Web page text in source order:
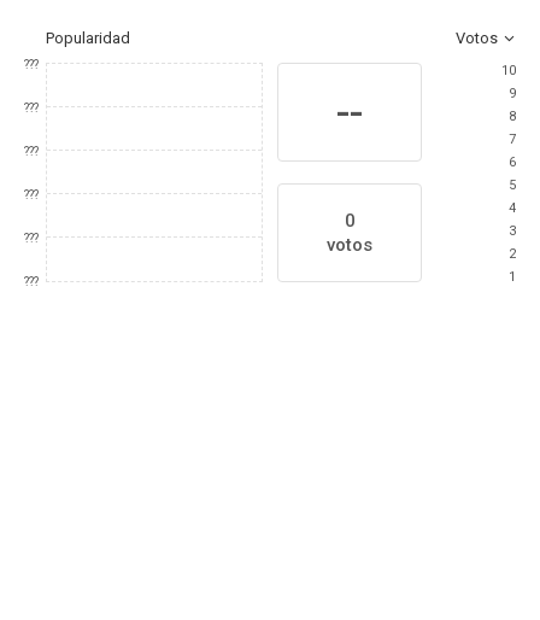
Popularidad Votos
???
???
???
???
???
???
--
0
votos
10
9
8
7
6
5
4
3
2
1